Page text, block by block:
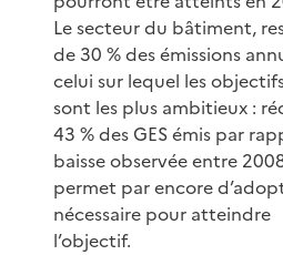
Le secteur du bâtiment,
de 30 % des émissions
celui sur lequel les
sont les plus ambitieux :
43 % des GES émis par
baisse observée entre
permet par encore
nécessaire pour atteindre
l’objectif.